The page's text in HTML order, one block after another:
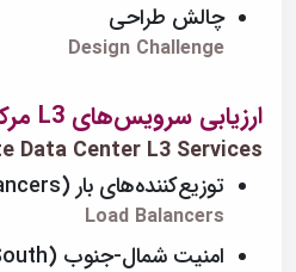
چالش طراحی
Design Challenge
ارزیابی سرویس‌های L3 مرکز داده
Data Center L3 Services
توزیع‌کننده‌های بار (Load Balancers)
Load Balancers
امنیت شمال-جنوب (North-South)